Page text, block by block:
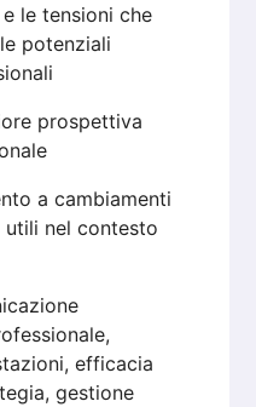
le tensioni che
potenziali
prospettiva
a cambiamenti
nel contesto
efficacia
gestione